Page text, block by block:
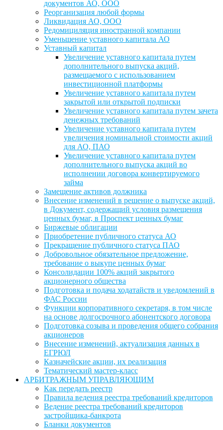
документов АО, ООО
Реорганизация любой формы
Ликвидация АО, ООО
Редомициляция иностранной компании
Уменьшение уставного капитала АО
Уставный капитал
Увеличение уставного капитала путем
дополнительного выпуска акций,
размещаемого с использованием
инвестиционной платформы
Увеличение уставного капитала путем
закрытой или открытой подписки
Увеличение уставного капитала путем зачета
денежных требований
Увеличение уставного капитала путем
увеличения номинальной стоимости акций
для АО, ПАО
Увеличение уставного капитала путем
дополнительного выпуска акций во
исполнении договора конвертируемого
займа
Замещение активов должника
Внесение изменений в решение о выпуске акций,
в Документ, содержащий условия размещения
ценных бумаг, в Проспект ценных бумаг
Биржевые облигации
Приобретение публичного статуса АО
Прекращение публичного статуса ПАО
Добровольное обязательное предложение,
требование о выкупе ценных бумаг
Консолидации 100% акций закрытого
акционерного общества
Подготовка и подача ходатайств и уведомлений в
ФАС России
Функции корпоративного секретаря, в том числе
на основе долгосрочного абонентского договора
Подготовка созыва и проведения общего собрания
акционеров
Внесение изменений, актуализация данных в
ЕГРЮЛ
Казначейские акции, их реализация
Тематический мастер-класс
АРБИТРАЖНЫМ УПРАВЛЯЮЩИМ
Как передать реестр
Правила ведения реестра требований кредиторов
Ведение реестра требований кредиторов
застройщика-банкрота
Бланки документов